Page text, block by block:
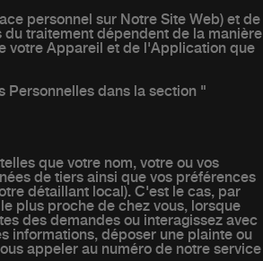
personnel sur Notre Site Web) et de
du traitement dépendent de la manière
votre Appareil et de l'Application que
Personnelles dans la section "
que votre nom, votre ou vos
de tiers ainsi que vos préférences
détaillant local). C'est le cas, par
plus proche de chez vous, lorsque
des demandes ou interagissez avec
informations, déposer une plainte ou
appeler au numéro de notre service